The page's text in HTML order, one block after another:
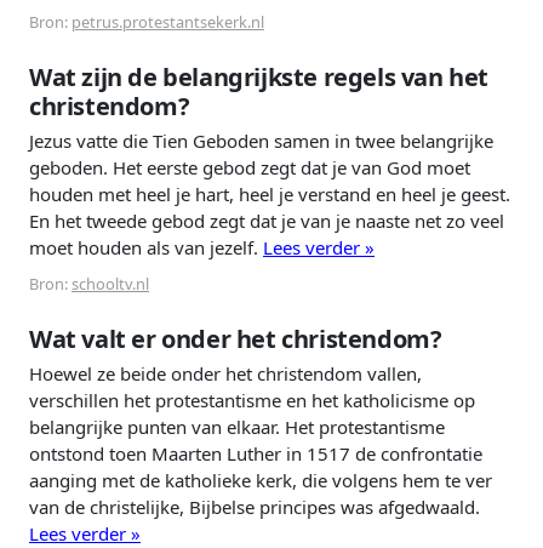
Bron: petrus.protestantsekerk.nl
Wat zijn de belangrijkste regels van het
christendom?
Jezus vatte die Tien Geboden samen in twee belangrijke
geboden. Het eerste gebod zegt dat je van God moet
houden met heel je hart, heel je verstand en heel je geest.
En het tweede gebod zegt dat je van je naaste net zo veel
moet houden als van jezelf. Lees verder »
Bron:schooltv.nl
Wat valt er onder het christendom?
Hoewel ze beide onder het christendom vallen,
verschillen het protestantisme en het katholicisme op
belangrijke punten van elkaar. Het protestantisme
ontstond toen Maarten Luther in 1517 de confrontatie
aanging met de katholieke kerk, die volgens hem te ver
van de christelijke, Bijbelse principes was afgedwaald.
Lees verder »